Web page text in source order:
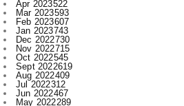
Nov 2022715
Oct 2022545
Sept 2022619
Aug 2022409
Jul 2022312
Jun 2022467
May 2022289
Apr 2022197
Mar 2022136
Feb 2022155
Jan 2022210